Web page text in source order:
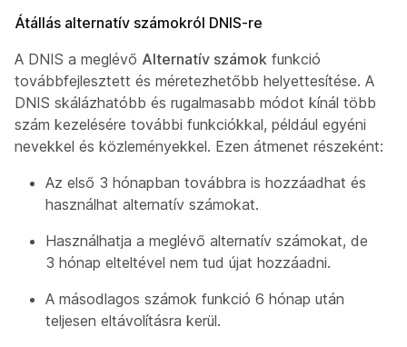
Átállás alternatív számokról DNIS-re
A DNIS a meglévő Alternatív számok funkció
továbbfejlesztett és méretezhetőbb helyettesítése. A
DNIS skálázhatóbb és rugalmasabb módot kínál több
szám kezelésére további funkciókkal, például egyéni
nevekkel és közleményekkel. Ezen átmenet részeként:
Az első 3 hónapban továbbra is hozzáadhat és
használhat alternatív számokat.
Használhatja a meglévő alternatív számokat, de
3 hónap elteltével nem tud újat hozzáadni.
A másodlagos számok funkció 6 hónap után
teljesen eltávolításra kerül.